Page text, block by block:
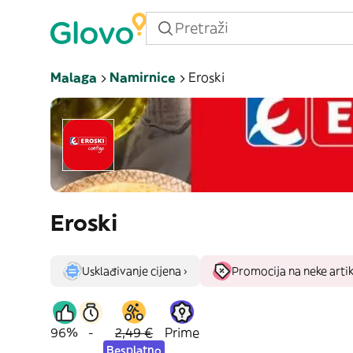
Malaga Namirnice Eroski
Eroski
Usklađivanje cijena › Promocija na neke
96% - 2,49 €
Besplatno
Prime